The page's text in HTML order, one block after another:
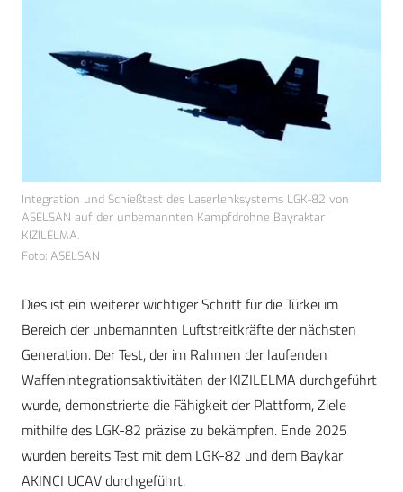
Integration und Schießtest des Laserlenksystems LGK-82 von
ASELSAN auf der unbemannten Kampfdrohne Bayraktar
KIZILELMA.
Foto: ASELSAN
Dies ist ein weiterer wichtiger Schritt für die Türkei im
Bereich der unbemannten Luftstreitkräfte der nächsten
Generation. Der Test, der im Rahmen der laufenden
Waffenintegrationsaktivitäten der KIZILELMA durchgeführt
wurde, demonstrierte die Fähigkeit der Plattform, Ziele
mithilfe des LGK-82 präzise zu bekämpfen. Ende 2025
wurden bereits Test mit dem LGK-82 und dem Baykar
AKINCI UCAV durchgeführt.